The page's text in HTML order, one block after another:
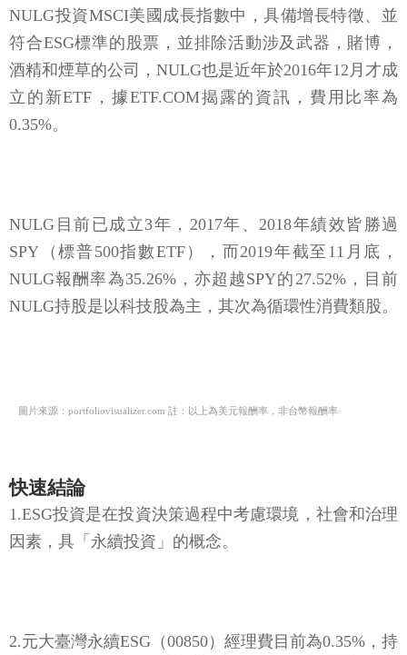
NULG投資MSCI美國成長指數中，具備增長特徵、並
符合ESG標準的股票，並排除活動涉及武器，賭博，
酒精和煙草的公司，NULG也是近年於2016年12月才成
立的新ETF，據ETF.COM揭露的資訊，費用比率為
0.35%。
NULG目前已成立3年，2017年、2018年績效皆勝過
SPY（標普500指數ETF），而2019年截至11月底，
NULG報酬率為35.26%，亦超越SPY的27.52%，目前
NULG持股是以科技股為主，其次為循環性消費類股。
圖片來源：portfoliovisualizer.com 註：以上為美元報酬率，非台幣報酬率
快速結論
1.ESG投資是在投資決策過程中考慮環境，社會和治理
因素，具「永續投資」的概念。
2.元大臺灣永續ESG（00850）經理費目前為0.35%，持